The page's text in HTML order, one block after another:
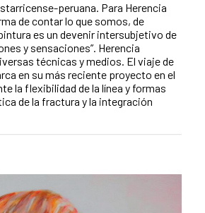
peruana. Para Herencia
de contar lo que somos, de
es un devenir intersubjetivo de
y sensaciones”. Herencia
técnicas y medios. El viaje de
en su más reciente proyecto en el
la flexibilidad de la línea y formas
de la fractura y la integración